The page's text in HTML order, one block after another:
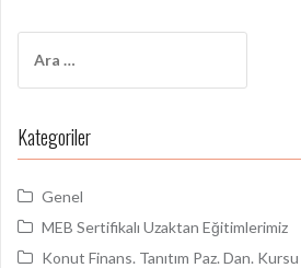
a
ş
ı
m
ı
a
a
:
Kategoriler
Genel
MEB Sertifikalı Uzaktan Eğitimlerimiz
Konut Finans. Tanıtım Paz. Dan. Kursu